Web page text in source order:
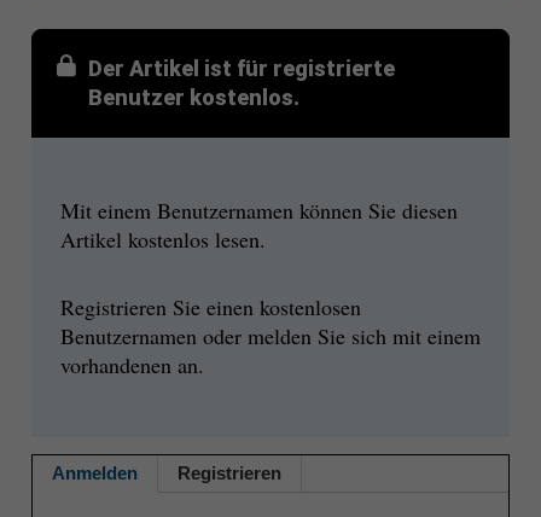
Der Artikel ist für registrierte
Benutzer kostenlos.
Mit einem Benutzernamen können Sie diesen
Artikel kostenlos lesen.
Registrieren Sie einen kostenlosen
Benutzernamen oder melden Sie sich mit einem
vorhandenen an.
Anmelden Registrieren